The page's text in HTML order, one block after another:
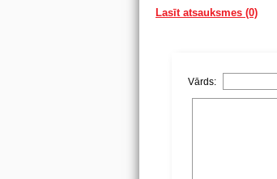
Lasīt atsauksmes (0)
Vārds: